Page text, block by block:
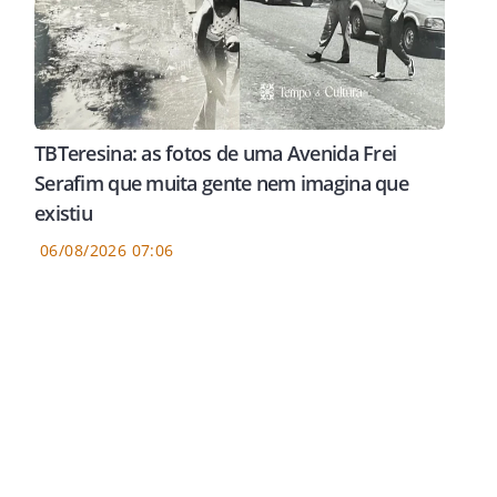
TBTeresina: as fotos de uma Avenida Frei
Serafim que muita gente nem imagina que
existiu
06/08/2026 07:06